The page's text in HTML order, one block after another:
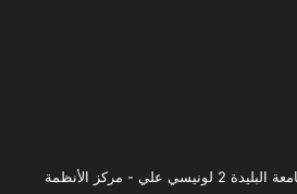
جميع الحقوق محفوظة جامعة البليدة 2 لونيسي علي - مركز الأنظمة